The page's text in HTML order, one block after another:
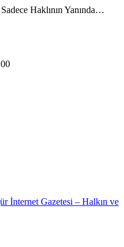
Haklının Yanında…
İnternet Gazetesi – Halkın ve